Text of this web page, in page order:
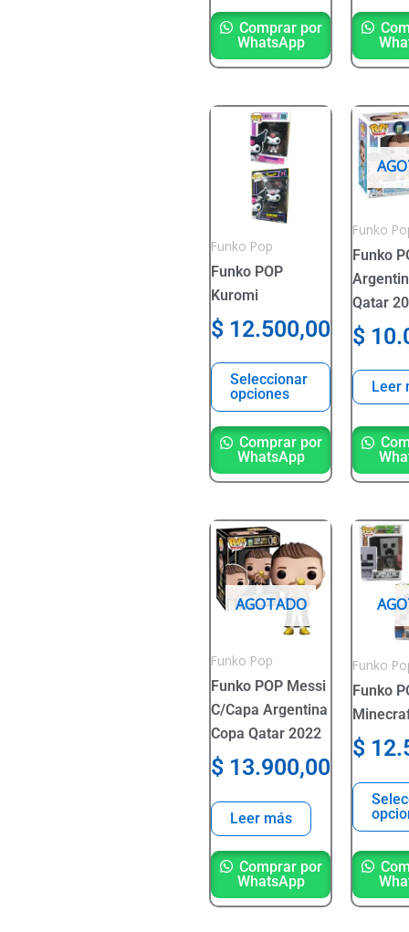
producto
Comprar por
WhatsApp
Funko Pop
Funko POP
Kuromi
$ 12.500,00
Seleccionar
opciones
producto
varias
variantes.
Las
opciones
elegir
página
del
producto
Comprar por
WhatsApp
Funko
Funko
Qatar
$
Leer
AGOTADO
Funko Pop
Funko POP Messi
C/Capa Argentina
Copa Qatar 2022
$ 13.900,00
Leer más
Comprar por
WhatsApp
Funko
Funko
$
Este
tiene
varias
se
pueden
elegir
la
página